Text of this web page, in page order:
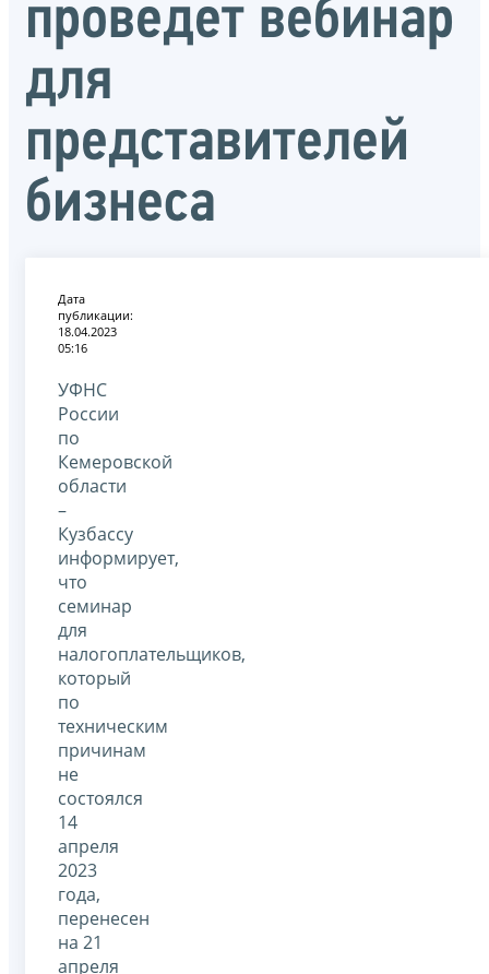
проведет вебинар
для
представителей
бизнеса
Дата
публикации:
18.04.2023
05:16
УФНС
России
по
Кемеровской
области
–
Кузбассу
информирует,
что
семинар
для
налогоплательщиков,
который
по
техническим
причинам
не
состоялся
14
апреля
2023
года,
перенесен
на 21
апреля